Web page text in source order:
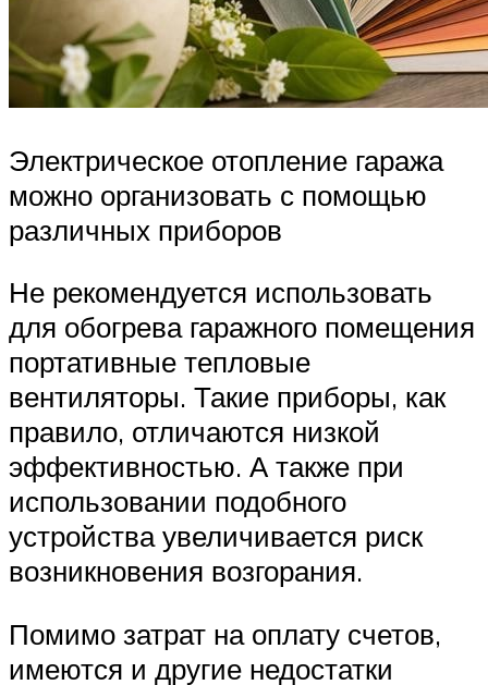
Электрическое отопление гаража
можно организовать с помощью
различных приборов
Не рекомендуется использовать
для обогрева гаражного помещения
портативные тепловые
вентиляторы. Такие приборы, как
правило, отличаются низкой
эффективностью. А также при
использовании подобного
устройства увеличивается риск
возникновения возгорания.
Помимо затрат на оплату счетов,
имеются и другие недостатки